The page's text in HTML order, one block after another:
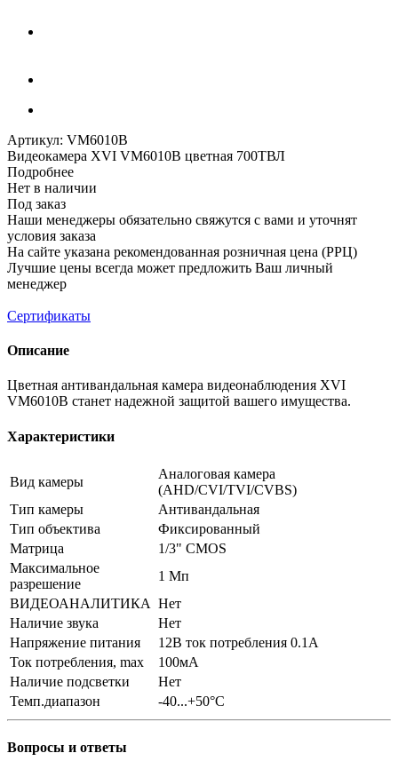
Артикул: VM6010B
Видеокамера XVI VM6010B цветная 700ТВЛ
Подробнее
Нет в наличии
Под заказ
Наши менеджеры обязательно свяжутся с вами и уточнят
условия заказа
На сайте указана рекомендованная розничная цена (РРЦ)
Лучшие цены всегда может предложить Ваш личный
менеджер
Сертификаты
Описание
Цветная антивандальная камера видеонаблюдения XVI
VM6010B станет надежной защитой вашего имущества.
Характеристики
Вид камеры
Аналоговая камера
(AHD/CVI/TVI/CVBS)
Тип камеры
Антивандальная
Тип объектива
Фиксированный
Матрица
1/3" CMOS
Максимальное
разрешение
1 Мп
ВИДЕОАНАЛИТИКА Нет
Наличие звука
Нет
Напряжение питания
12В ток потребления 0.1А
Ток потребления, max
100мА
Наличие подсветки
Нет
Темп.диапазон
-40...+50°С
Вопросы и ответы